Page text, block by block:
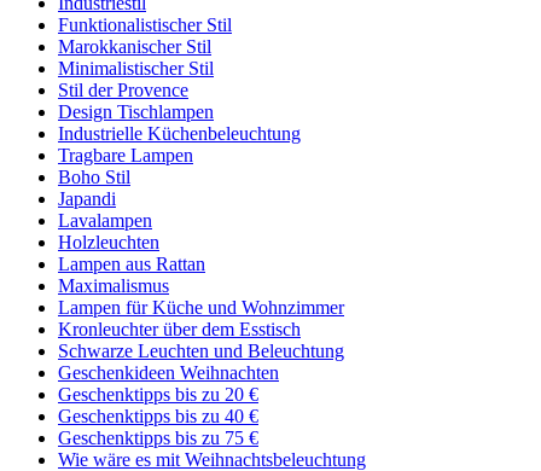
Funktionalistischer Stil
Marokkanischer Stil
Minimalistischer Stil
Stil der Provence
Design Tischlampen
Industrielle Küchenbeleuchtung
Tragbare Lampen
Boho Stil
Japandi
Lavalampen
Holzleuchten
Lampen aus Rattan
Maximalismus
Lampen für Küche und Wohnzimmer
Kronleuchter über dem Esstisch
Schwarze Leuchten und Beleuchtung
Geschenkideen Weihnachten
Geschenktipps bis zu 20 €
Geschenktipps bis zu 40 €
Geschenktipps bis zu 75 €
Wie wäre es mit Weihnachtsbeleuchtung